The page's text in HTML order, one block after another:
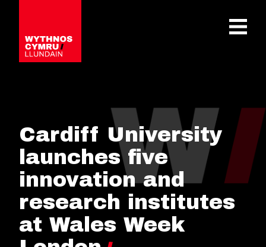
OPEN
Cardiff University
launches five
innovation and
research institutes
at Wales Week